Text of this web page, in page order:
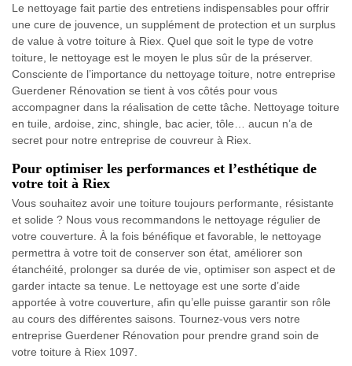
Le nettoyage fait partie des entretiens indispensables pour offrir
une cure de jouvence, un supplément de protection et un surplus
de value à votre toiture à Riex. Quel que soit le type de votre
toiture, le nettoyage est le moyen le plus sûr de la préserver.
Consciente de l’importance du nettoyage toiture, notre entreprise
Guerdener Rénovation se tient à vos côtés pour vous
accompagner dans la réalisation de cette tâche. Nettoyage toiture
en tuile, ardoise, zinc, shingle, bac acier, tôle… aucun n’a de
secret pour notre entreprise de couvreur à Riex.
Pour optimiser les performances et l’esthétique de
votre toit à Riex
Vous souhaitez avoir une toiture toujours performante, résistante
et solide ? Nous vous recommandons le nettoyage régulier de
votre couverture. À la fois bénéfique et favorable, le nettoyage
permettra à votre toit de conserver son état, améliorer son
étanchéité, prolonger sa durée de vie, optimiser son aspect et de
garder intacte sa tenue. Le nettoyage est une sorte d’aide
apportée à votre couverture, afin qu’elle puisse garantir son rôle
au cours des différentes saisons. Tournez-vous vers notre
entreprise Guerdener Rénovation pour prendre grand soin de
votre toiture à Riex 1097.